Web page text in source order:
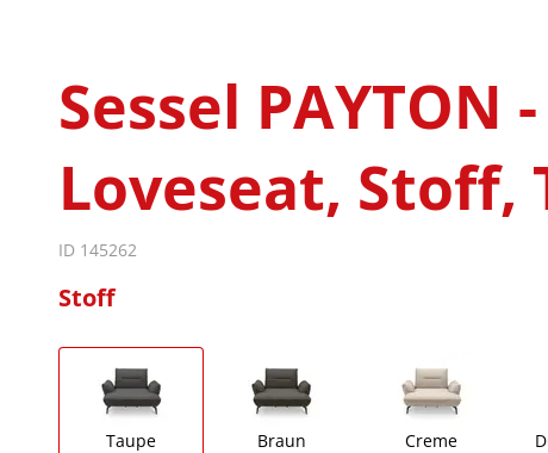
Sessel PAYTON -
Loveseat, Stoff,
ID 145262
Stoff
Taupe Braun Creme